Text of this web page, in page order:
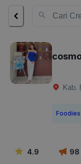
Kab.
Foodies
4.9 98